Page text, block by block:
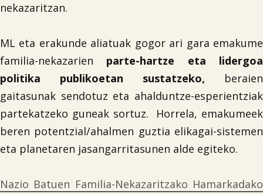
nekazaritzan.
ML eta erakunde aliatuak gogor ari gara emakume
familia-nekazarien parte-hartze eta lidergoa
politika publikoetan sustatzeko, beraien
gaitasunak sendotuz eta ahalduntze-esperientziak
partekatzeko guneak sortuz. Horrela, emakumeek
beren potentzial/ahalmen guztia elikagai-sistemen
eta planetaren jasangarritasunen alde egiteko.
Nazio Batuen Familia-Nekazaritzako Hamarkadako